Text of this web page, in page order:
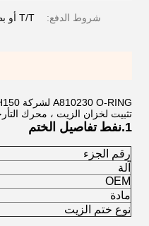
شروط الدفع: T/T أو بطاقة الائتمان أو Western Union XT
تثبيت لخزان الزيت ، محرك
1. نفط تفاصيل الختم
رقم الجزء
آلة
OEM
مادة
نوع ختم الزيت